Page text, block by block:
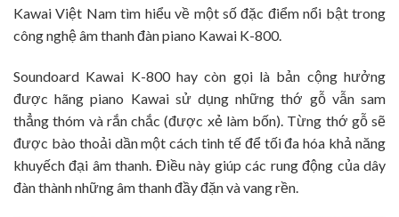
Kawai Việt Nam tìm hiểu về một số đặc điểm nổi bật trong
công nghệ âm thanh đàn piano Kawai K-800.
Soundoard Kawai K-800 hay còn gọi là bản cộng hưởng
được hãngpiano Kawaisử dụng những thớ gỗ vẫn sam
thẳng thóm và rắn chắc (được xẻ làm bốn). Từng thớ gỗ sẽ
được bào thoải dần một cách tinh tế để tối đa hóa khả năng
khuyếch đại âm thanh. Điều này giúp các rung động của dây
đàn thành những âm thanh đầy đặn và vang rền.